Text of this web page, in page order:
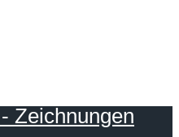
- Zeichnungen